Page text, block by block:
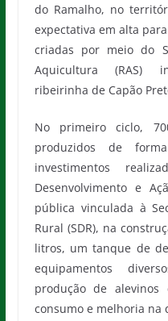
do Ramalho, no
expectativa em alta
criadas por meio do
Aquicultura (RAS)
ribeirinha de Capão
No primeiro ciclo,
produzidos de
investimentos
Desenvolvimento e
pública vinculada à
Rural (SDR), na
litros, um tanque de
equipamentos
produção de
consumo e melhoria na